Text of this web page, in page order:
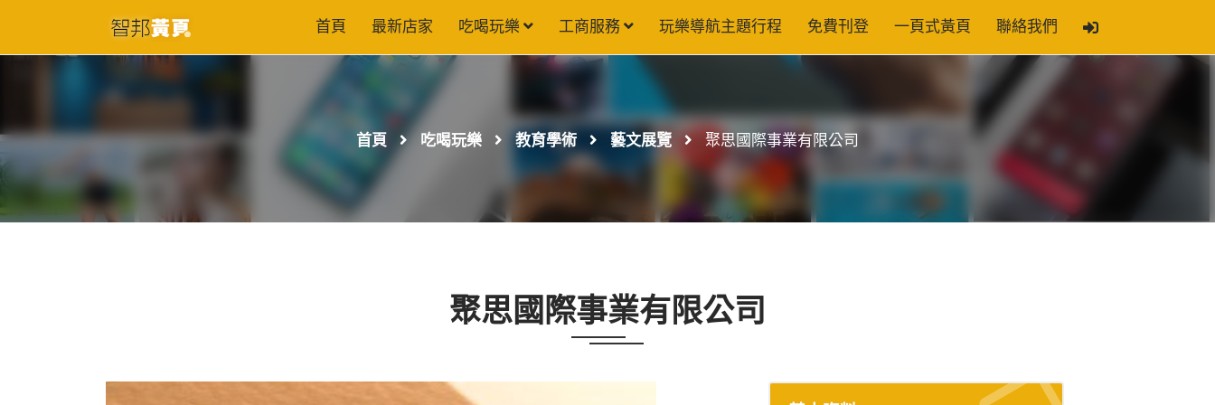
首頁 最新店家 吃喝玩樂 工商服務 玩樂導航主題行程 免費刊登 一頁式黃頁 聯絡我們
首頁 吃喝玩樂 教育學術 藝文展覽 聚思國際事業有限公司
聚思國際事業有限公司